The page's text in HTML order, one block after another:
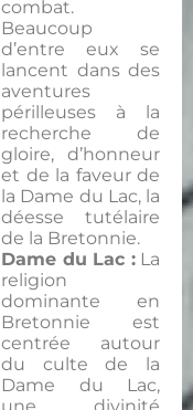
combat.
Beaucoup
d’entre eux se
lancent dans des
aventures
périlleuses à la
recherche de
gloire, d’honneur
et de la faveur de
la Dame du Lac, la
déesse tutélaire
de la Bretonnie.
Dame du Lac :La
religion
dominante en
Bretonnie est
centrée autour
du culte de la
Dame du Lac,